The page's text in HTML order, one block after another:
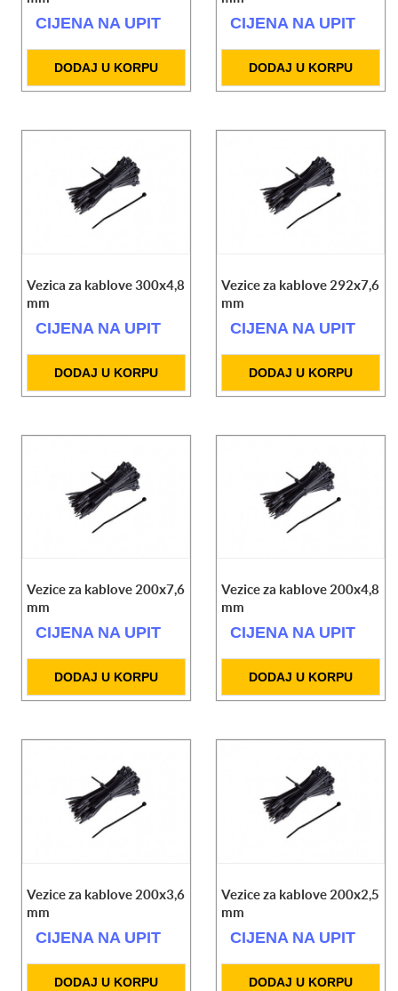
CIJENA NA UPIT
DODAJ U KORPU
CIJENA NA UPIT
DODAJ U KORPU
Vezica za kablove 300x4,8
mm
CIJENA NA UPIT
DODAJ U KORPU
Vezice za kablove 292x7,6
mm
CIJENA NA UPIT
DODAJ U KORPU
Vezice za kablove 200x7,6
mm
CIJENA NA UPIT
DODAJ U KORPU
Vezice za kablove 200x4,8
mm
CIJENA NA UPIT
DODAJ U KORPU
Vezice za kablove 200x3,6
mm
CIJENA NA UPIT
DODAJ U KORPU
Vezice za kablove 200x2,5
mm
CIJENA NA UPIT
DODAJ U KORPU